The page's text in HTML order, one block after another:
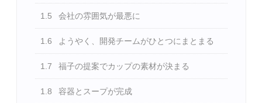
1.5 会社の雰囲気が最悪に
1.6 ようやく、開発チームがひとつにまとまる
1.7 福子の提案でカップの素材が決まる
1.8 容器とスープが完成